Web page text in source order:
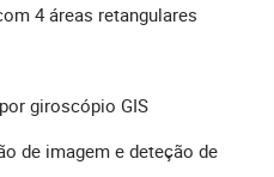
4 áreas retangulares
giroscópio GIS
de imagem e deteção de